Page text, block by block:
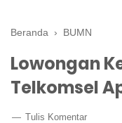
Beranda › BUMN
Lowongan
Telkomsel
Tulis Komentar